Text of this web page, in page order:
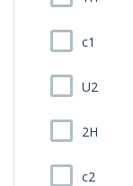
c1
U2
2H
c2